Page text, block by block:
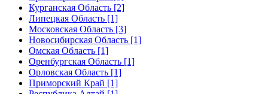
Курганская Область [2]
Липецкая Область [1]
Московская Область [3]
Новосибирская Область [1]
Омская Область [1]
Оренбургская Область [1]
Орловская Область [1]
Приморский Край [1]